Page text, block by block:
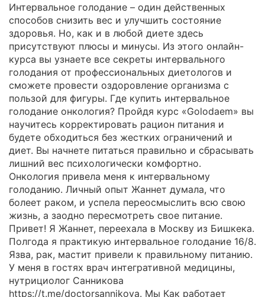
Интервальное голодание – один действенных
способов снизить вес и улучшить состояние
здоровья. Но, как и в любой диете здесь
присутствуют плюсы и минусы. Из этого онлайн-
курса вы узнаете все секреты интервального
голодания от профессиональных диетологов и
сможете провести оздоровление организма с
пользой для фигуры. Где купить интервальное
голодание онкология? Пройдя курс «Golodaem» вы
научитесь корректировать рацион питания и
будете обходиться без жестких ограничений и
диет. Вы начнете питаться правильно и сбрасывать
лишний вес психологически комфортно.
Онкология привела меня к интервальному
голоданию. Личный опыт Жаннет думала, что
болеет раком, и успела переосмыслить всю свою
жизнь, а заодно пересмотреть свое питание.
Привет! Я Жаннет, переехала в Москву из Бишкека.
Полгода я практикую интервальное голодание 16/8.
Язва, рак, мастит привели к правильному питанию.
У меня в гостях врач интегративной медицины,
нутрициолог Санникова
https://t.me/doctorsannikova. Мы Как работает